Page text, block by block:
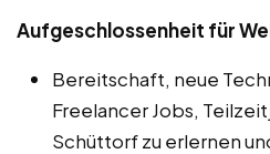
Aufgeschlossenheit für
Bereitschaft, neue
Freelancer Jobs,
Schüttorf zu erlernen